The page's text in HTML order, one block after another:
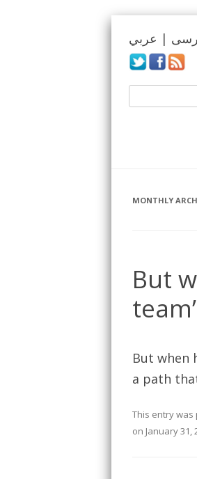
| عربي
MONTHLY
But
But when
a path
This entry was
on January 31,